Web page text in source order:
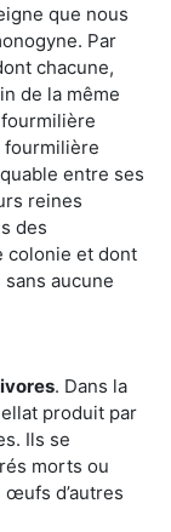
que nous
Par
chacune,
de la même
fourmilière
entre ses
reines
des
colonie et dont
aucune
. Dans la
produit par
Ils se
morts ou
d’autres